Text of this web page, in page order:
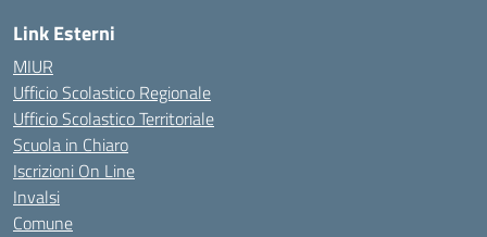
Link Esterni
MIUR
Ufficio Scolastico Regionale
Ufficio Scolastico Territoriale
Scuola in Chiaro
Iscrizioni On Line
Invalsi
Comune